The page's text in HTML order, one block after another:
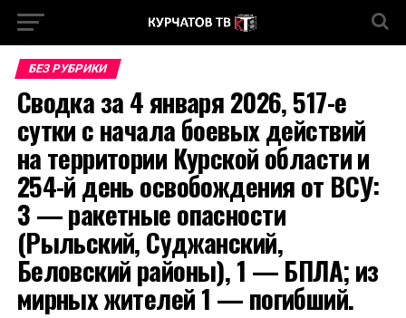
БЕЗ РУБРИКИ
Сводка за 4 января 2026, 517-е
сутки с начала боевых действий
на территории Курской области и
254-й день освобождения от ВСУ:
3 — ракетные опасности
(Рыльский, Суджанский,
Беловский районы), 1 — БПЛА; из
мирных жителей 1 — погибший.